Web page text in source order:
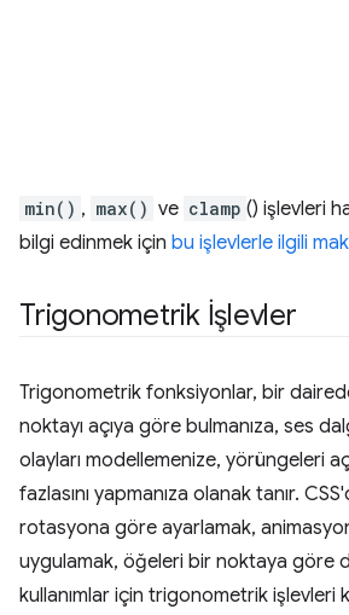
min() , max() ve clamp () işlevleri
bilgi edinmek için bu işlevlerle ilgili
Trigonometrik İşlevler
Trigonometrik fonksiyonlar, bir
noktayı açıya göre bulmanıza, ses
olayları modellemenize, yörüngeleri
fazlasını yapmanıza olanak tanır.
rotasyona göre ayarlamak,
uygulamak, öğeleri bir noktaya göre
kullanımlar için trigonometrik işlevleri